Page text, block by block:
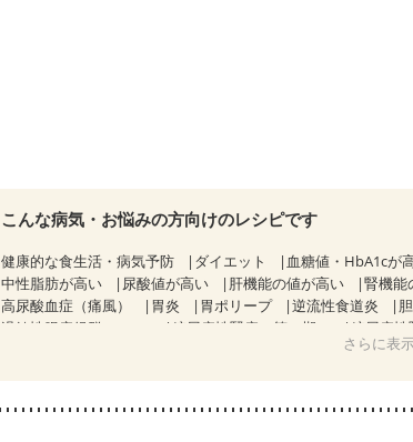
こんな病気・お悩みの方向けのレシピです
健康的な食生活・病気予防 ダイエット 血糖値・HbA1cが
中性脂肪が高い
尿酸値が高い 肝機能の値が高い 腎機能
高尿酸血症（痛風）
胃炎 胃ポリープ 逆流性食道炎
過敏性腸症候群（IBS）
糖尿病性腎症（第１期） 糖尿病性
乳がん（抗がん
妊婦健診・血圧が気になる（初期）
妊婦健診・血糖値が気
さらに表